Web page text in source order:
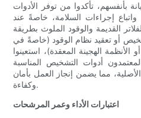
بأنفسهم، تأكدوا من توفر الأدوات
إجراءات السلامة، خاصةً عند
القديمة والوقود الملوث بطريقة
أو تعقيد نظام الوقود (خاصةً في
الهجينة المعقدة)، استعينوا
أدوات التشخيص المناسبة
مما يضمن إنجاز العمل بأمان
وكفاءة.
اعتبارات الأداء وعمر المرشحات